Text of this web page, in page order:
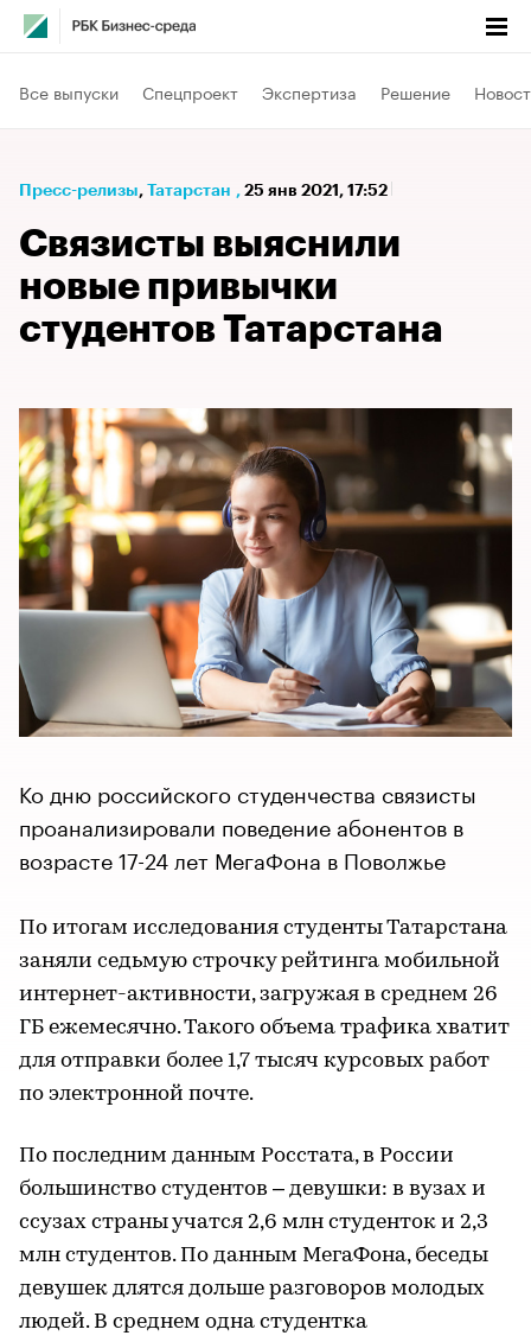
Все выпуски Спецпроект Экспертиза Решение
Пресс-релизы⁠, Татарстан , 25 янв 2021, 17:52
Связисты выяснили
новые привычки
студентов Татарстана
Ко дню российского студенчества связисты
проанализировали поведение абонентов в
возрасте 17-24 лет МегаФона в Поволжье
По итогам исследования студенты Татарстана
заняли седьмую строчку рейтинга мобильной
интернет-активности, загружая в среднем 26
ГБ ежемесячно. Такого объема трафика хватит
для отправки более 1,7 тысяч курсовых работ
по электронной почте.
По последним данным Росстата, в России
большинство студентов – девушки: в вузах и
ссузах страны учатся 2,6 млн студенток и 2,3
млн студентов. По данным МегаФона, беседы
девушек длятся дольше разговоров молодых
людей. В среднем одна студентка